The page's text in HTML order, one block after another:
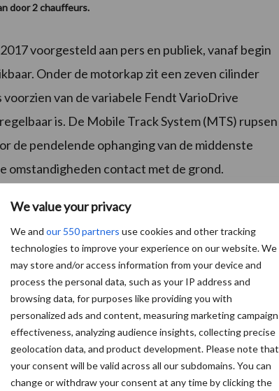
We value your privacy
We and our 550 partners use cookies and other tracking
technologies to improve your experience on our website. We
may store and/or access information from your device and
process the personal data, such as your IP address and
browsing data, for purposes like providing you with
personalized ads and content, measuring marketing campaign
effectiveness, analyzing audience insights, collecting precise
geolocation data, and product development. Please note that
your consent will be valid across all our subdomains. You can
change or withdraw your consent at any time by clicking the
door 2 chauffeurs.
voorgesteld aan pers en publiek, vanaf begin
Onder de motorkap zit een zeven cilinder
van de variabele Fendt VarioDrive
is. De Mobile Track System (MTS) rupsen
de pendelende ophanging van de middenste
omstandigheden contact met de grond.
Fendt 943 MT extra grip en stabiliteit tijdens
natte omstandigheden. Daarnaast zorgt het
frees aan te drijven.